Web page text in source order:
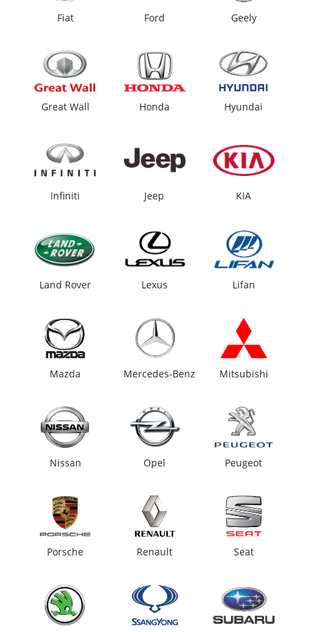
Fiat Ford Geely
Great Wall Honda Hyundai
Infiniti Jeep KIA
Land Rover Lexus Lifan
Mazda Mercedes-Benz Mitsubishi
Nissan Opel Peugeot
Porsche Renault Seat